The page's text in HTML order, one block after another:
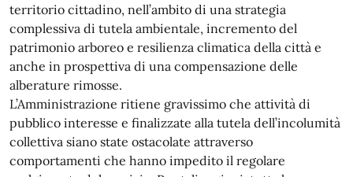
territorio cittadino, nell’ambito di una strategia
complessiva di tutela ambientale, incremento del
patrimonio arboreo e resilienza climatica della città e
anche in prospettiva di una compensazione delle
alberature rimosse.
L’Amministrazione ritiene gravissimo che attività di
pubblico interesse e finalizzate alla tutela dell’incolumità
collettiva siano state ostacolate attraverso
comportamenti che hanno impedito il regolare